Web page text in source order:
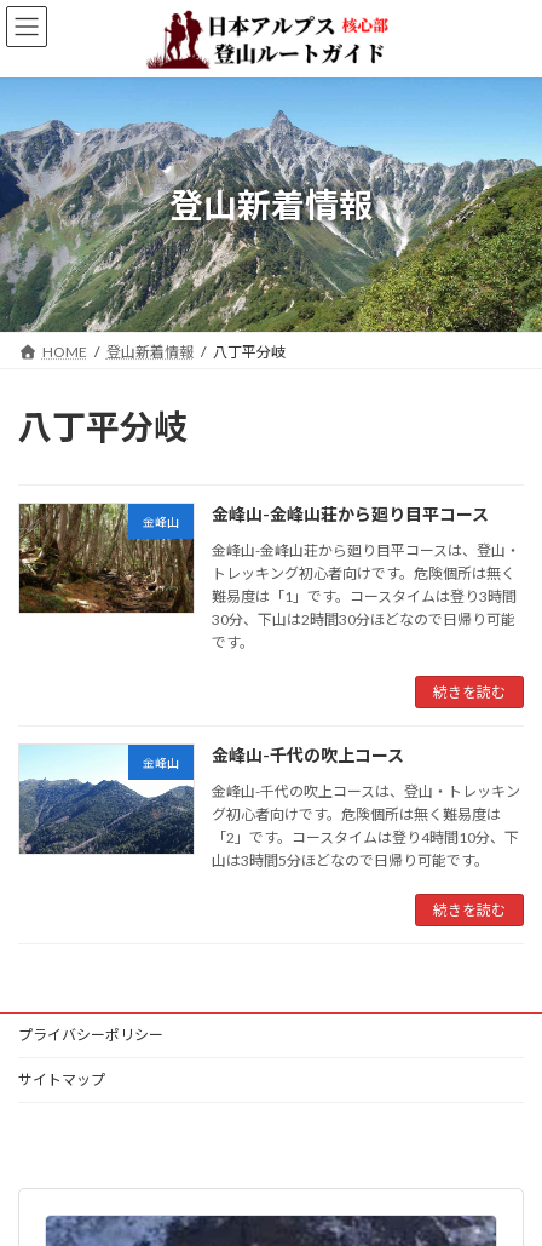
コ
ン
ン
へ
ス
キ
ッ
プ
ナ
ビ
ー
ョ
ン
に
移
動
登山新着情報
HOME 登山新着情報 八丁平分岐
八丁平分岐
金峰山 金峰山-金峰山荘から廻り目平コース
金峰山-金峰山荘から廻り目平コースは、登山・
トレッキング初心者向けです。危険個所は無く
難易度は「1」です。コースタイムは登り3時間
30分、下山は2時間30分ほどなので日帰り可能
です。
続きを読む
金峰山 金峰山-千代の吹上コース
金峰山-千代の吹上コースは、登山・トレッキン
グ初心者向けです。危険個所は無く難易度は
「2」です。コースタイムは登り4時間10分、下
山は3時間5分ほどなので日帰り可能です。
続きを読む
プライバシーポリシー
サイトマップ